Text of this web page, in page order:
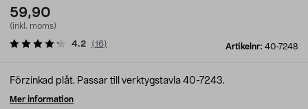
59,90
(inkl. moms)
Artikelnr: 40-7248
4.2 (16)
Förzinkad plåt. Passar till verktygstavla 40-7243.
Mer information